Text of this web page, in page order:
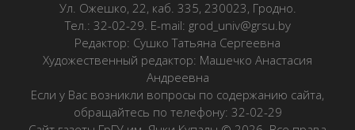
Ул. Ожешко, 22, каб. 335, 230023, Гродно.
Тел.: 32-02-29. E-mail: grod_univ@grsu.by
Редактор: Сушко Татьяна Сергеевна
Художественный редактор: Машечко Анастасия
Андреевна
Если у Вас возникли вопросы по содержанию сайта,
обращайтесь по телефону: 32-02-29